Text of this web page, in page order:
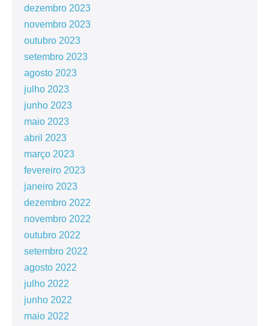
dezembro 2023
novembro 2023
outubro 2023
setembro 2023
agosto 2023
julho 2023
junho 2023
maio 2023
abril 2023
março 2023
fevereiro 2023
janeiro 2023
dezembro 2022
novembro 2022
outubro 2022
setembro 2022
agosto 2022
julho 2022
junho 2022
maio 2022